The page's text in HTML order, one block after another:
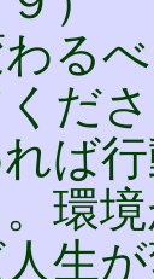
る
だ
ば
環
生